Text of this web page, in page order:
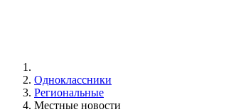
Одноклассники
Региональные
Местные новости